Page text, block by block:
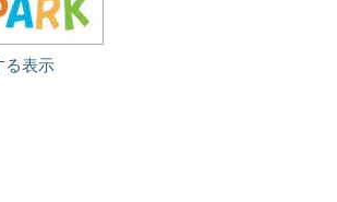
る表示